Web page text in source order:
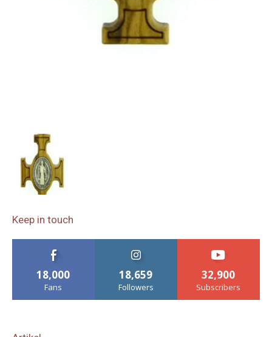
Keep in touch
18,000
Fans
18,659
Followers
32,900
Subscribers